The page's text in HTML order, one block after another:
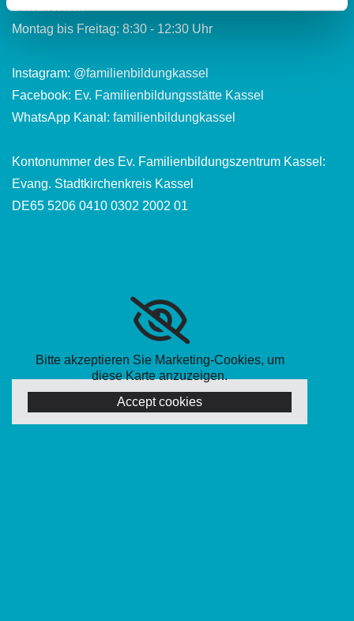
Montag bis Freitag: 8:30 - 12:30 Uhr
Instagram: @familienbildungkassel
Facebook: Ev. Familienbildungsstätte Kassel
WhatsApp Kanal: familienbildungkassel
Kontonummer des Ev. Familienbildungszentrum Kassel:
Evang. Stadtkirchenkreis Kassel
DE65 5206 0410 0302 2002 01
Bitte akzeptieren Sie Marketing-Cookies, um
diese Karte anzuzeigen.
Accept cookies